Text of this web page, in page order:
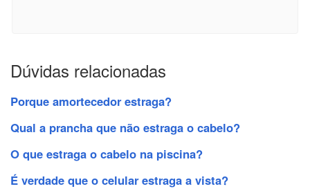
Dúvidas relacionadas
Porque amortecedor estraga?
Qual a prancha que não estraga o cabelo?
O que estraga o cabelo na piscina?
É verdade que o celular estraga a vista?